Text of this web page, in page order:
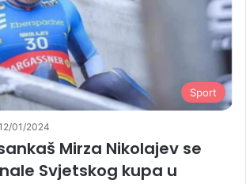
Sport
01/2024
Mirza Nikolajev se
Svjetskog kupa u